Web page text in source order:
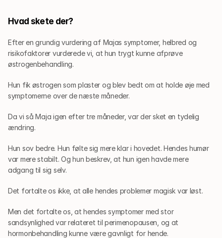
Hvad skete der?
Efter en grundig vurdering af Majas symptomer, helbred og
risikofaktorer vurderede vi, at hun trygt kunne afprøve
østrogenbehandling.
Hun fik østrogen som plaster og blev bedt om at holde øje med
symptomerne over de næste måneder.
Da vi så Maja igen efter tre måneder, var der sket en tydelig
ændring.
Hun sov bedre. Hun følte sig mere klar i hovedet. Hendes humør
var mere stabilt. Og hun beskrev, at hun igen havde mere
adgang til sig selv.
Det fortalte os ikke, at alle hendes problemer magisk var løst.
Men det fortalte os, at hendes symptomer med stor
sandsynlighed var relateret til perimenopausen, og at
hormonbehandling kunne være gavnligt for hende.